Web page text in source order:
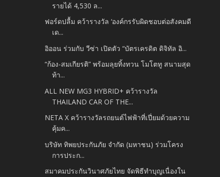
รายได้ 4,530 ล...
ฟอร์ดปลื้ม คว้ารางวัล ‘องค์กรรับผิดชอบต่อสังคมดี
เด...
อิออน ร่วมกับ วีซ่า เปิดตัว “บัตรเครดิต ดิจิทัล อิ...
“ก้อง-สมเกียรติ” พร้อมลุยทิ้งทวน โมโตทู สนามสุด
ท้า...
ALL NEW MG3 HYBRID+ คว้ารางวัล
THAILAND CAR OF THE...
NETA X คว้ารางวัลรถยนต์ไฟฟ้าที่เปี่ยมด้วยความ
คุ้มค...
บริษัท ทิพยประกันภัย จำกัด (มหาชน) ร่วมโครง
การประก...
สมาคมประกันวินาศภัยไทย จัดพิธีทำบุญเนื่องใน